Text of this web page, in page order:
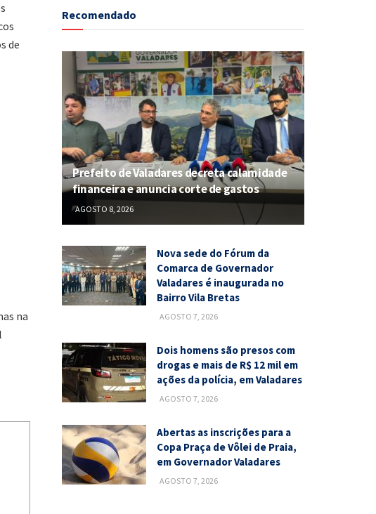
de
na
Recomendado
Prefeito de Valadares decreta calamidade
financeira e anuncia corte de gastos
AGOSTO 8, 2026
Nova sede do Fórum da
Comarca de Governador
Valadares é inaugurada no
Bairro Vila Bretas
AGOSTO 7, 2026
Dois homens são presos com
drogas e mais de R$ 12 mil em
ações da polícia, em Valadares
AGOSTO 7, 2026
Abertas as inscrições para a
Copa Praça de Vôlei de Praia,
em Governador Valadares
AGOSTO 7, 2026